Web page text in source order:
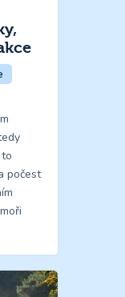
počest